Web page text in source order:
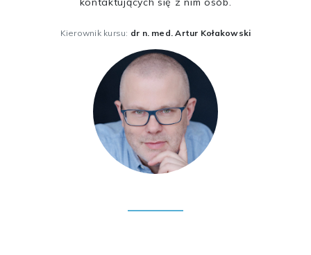
Kierownik kursu: dr n. med. Artur Kołakowski